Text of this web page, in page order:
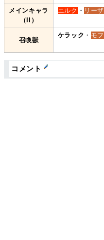
メインキャラ
（II）
エルク ・ リーザ
召喚獣
ケラック ・ モ
コメント